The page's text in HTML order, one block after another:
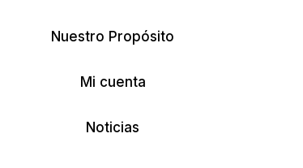
Nuestro Propósito
Mi cuenta
Noticias